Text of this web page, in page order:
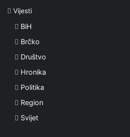
Vijesti
BiH
Brčko
Društvo
Hronika
Politika
Region
Svijet